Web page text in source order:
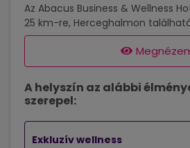
Az Abacus Business & Wellness
25 km-re, Herceghalmon
légköre, innovatív környezete,
gasztronómiai filozófiája miatt a
wellnesshétvégék tökéletes
szállodában 128 szoba, illetve
található, első osztályú
mesterszakácsok várják a
1600 m2-es Abacus Spa
megújulás igénye inspirálta.
A helyszín az alábbi
szerepel:
Exkluzív wellness